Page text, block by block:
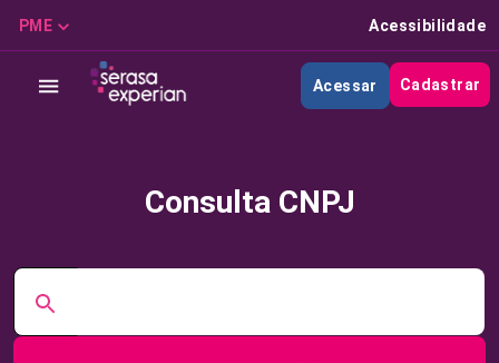
PME Acessibilidade
Acessar Cadastrar
Consulta CNPJ